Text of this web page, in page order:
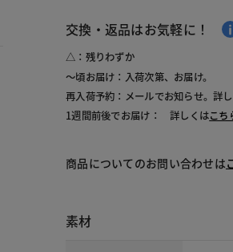
交換・返品はお気軽に！
△：残りわずか
～頃お届け：入荷次第、お届け。
再入荷予約：メールでお知らせ。詳
1週間前後でお届け： 詳しくはこち
商品についてのお問い合わせは
素材